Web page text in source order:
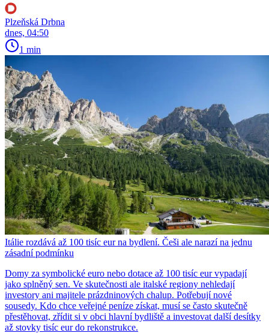
Plzeňská Drbna
dnes, 04:50
1 min
Itálie rozdává až 100 tisíc eur na bydlení. Češi ale narazí na jednu
zásadní podmínku
Domy za symbolické euro nebo dotace až 100 tisíc eur vypadají
jako splněný sen. Ve skutečnosti ale italské regiony nehledají
investory ani majitele prázdninových chalup. Potřebují nové
sousedy. Kdo chce veřejné peníze získat, musí se často skutečně
přestěhovat, zřídit si v obci hlavní bydliště a investovat další desítky
až stovky tisíc eur do rekonstrukce.